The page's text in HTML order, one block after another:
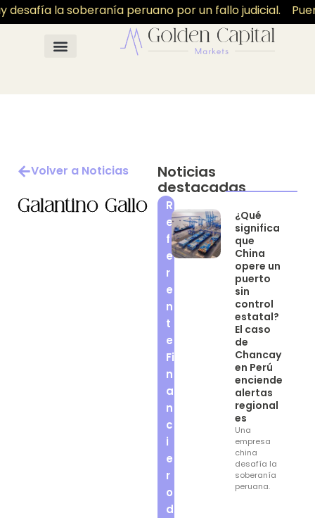
la soberanía peruano por un fallo judicial.
Volver a Noticias
Galantino Gallo
R
e
f
e
r
e
n
t
e
Fi
n
a
n
c
i
e
r
o
d
Noticias
destacadas
¿Qué
significa
que
China
opere un
puerto
sin
control
estatal?
El caso
de
Chancay
en Perú
enciende
alertas
regional
es
Una
empresa
china
desafía la
soberanía
peruana.